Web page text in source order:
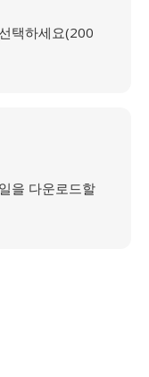
택하세요(200
을 다운로드할